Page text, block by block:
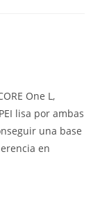
One L,
lisa por ambas
una base
en